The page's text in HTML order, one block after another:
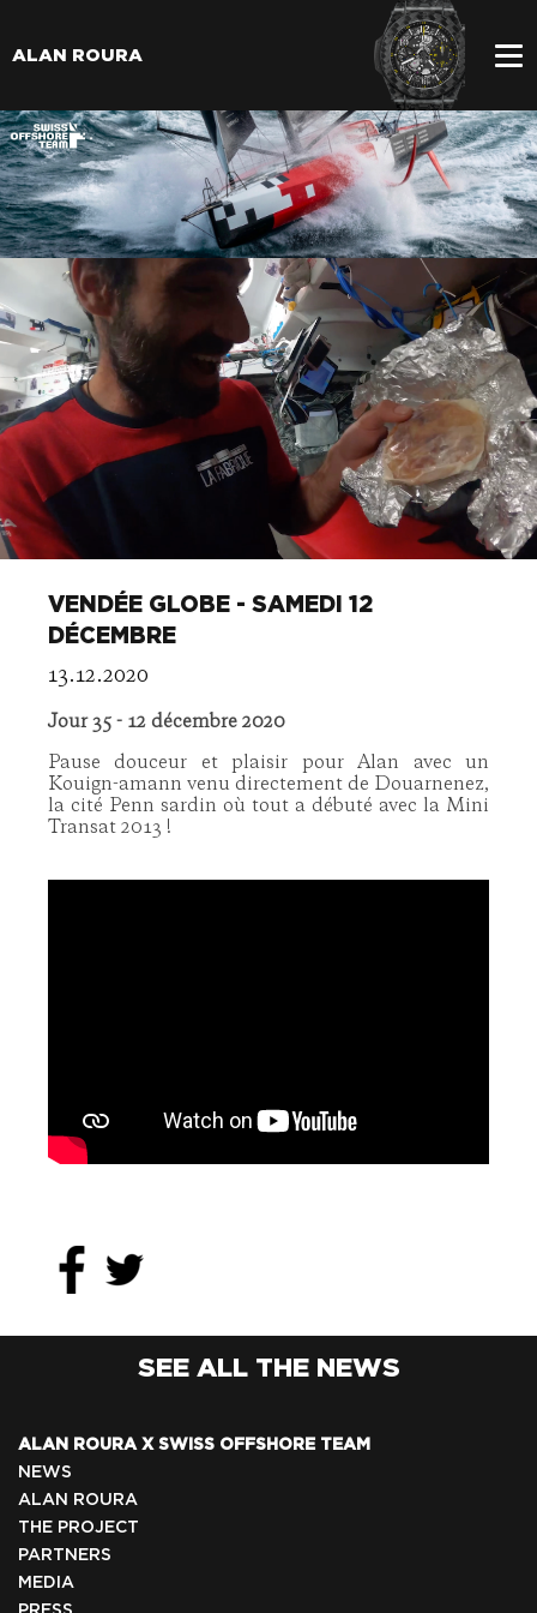
ALAN ROURA
VENDÉE GLOBE - SAMEDI 12
DÉCEMBRE
13.12.2020
Jour 35 - 12 décembre 2020
Pause douceur et plaisir pour Alan avec un
Kouign-amann venu directement de Douarnenez,
la cité Penn sardin où tout a débuté avec la Mini
Transat 2013 !
SEE ALL THE NEWS
ALAN ROURA X SWISS OFFSHORE TEAM
NEWS
ALAN ROURA
THE PROJECT
PARTNERS
MEDIA